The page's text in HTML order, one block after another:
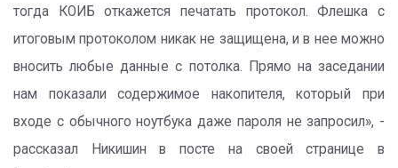
тогда КОИБ откажется печатать протокол. Флешка с
итоговым протоколом никак не защищена, и в нее можно
вносить любые данные с потолка. Прямо на заседании
нам показали содержимое накопителя, который при
входе с обычного ноутбука даже пароля не запросил», -
рассказал Никишин в посте на своей странице в